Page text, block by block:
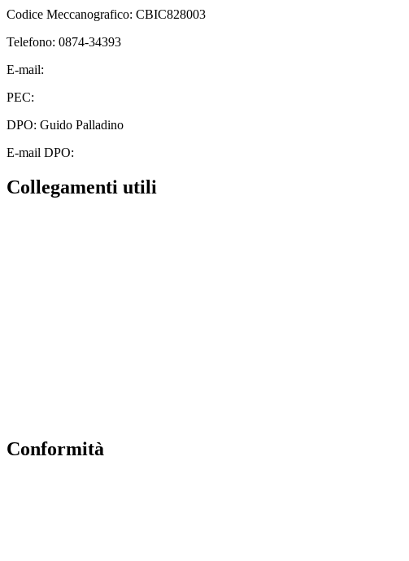
Codice Meccanografico: CBIC828003
Telefono: 0874-34393
E-mail:
PEC:
DPO: Guido Palladino
E-mail DPO:
Collegamenti utili
Conformità